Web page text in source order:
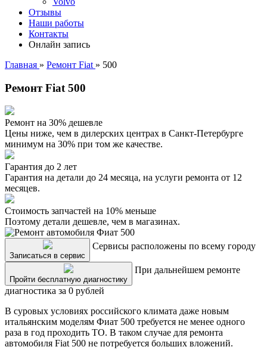
Отзывы
Наши работы
Контакты
Онлайн запись
Главная » Ремонт Fiat » 500
Ремонт Fiat 500
Ремонт на 30% дешевле
Цены ниже, чем в дилерских центрах в Санкт-Петербурге
минимум на 30% при том же качестве.
Гарантия до 2 лет
Гарантия на детали до 24 месяца, на услуги ремонта от 12
месяцев.
Стоимость запчастей на 10% меньше
Поэтому детали дешевле, чем в магазинах.
Записаться в сервис
Сервисы расположены по всему городу
Пройти бесплатную диагностику
При дальнейшем ремонте
диагностика за 0 рублей
В суровых условиях российского климата даже новым
итальянским моделям Фиат 500 требуется не менее одного
раза в год проходить ТО. В таком случае для ремонта
автомобиля Fiat 500 не потребуется больших вложений.